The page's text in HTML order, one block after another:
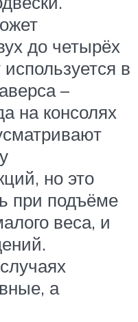
до четырёх
в
–
на консолях
но это
при подъёме
веса, и
а